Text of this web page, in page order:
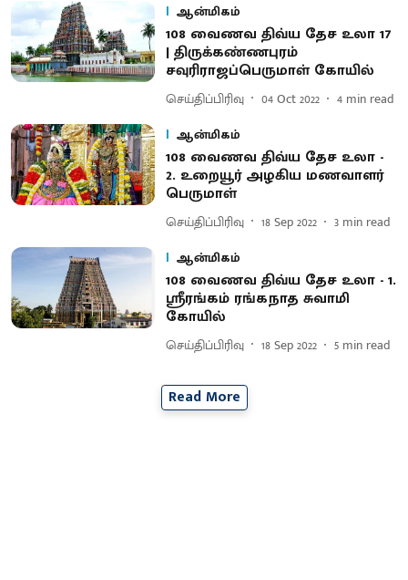
ஆன்மிகம்
108 வைணவ திவ்ய தேச உலா 17
| திருக்கண்ணபுரம்
சவுரிராஜப்பெருமாள் கோயில்
செய்திப்பிரிவு 04 Oct 2022 4 min read
ஆன்மிகம்
108 வைணவ திவ்ய தேச உலா -
2. உறையூர் அழகிய மணவாளர்
பெருமாள்
செய்திப்பிரிவு 18 Sep 2022 3 min read
ஆன்மிகம்
108 வைணவ திவ்ய தேச உலா - 1.
ஸ்ரீரங்கம் ரங்கநாத சுவாமி
கோயில்
செய்திப்பிரிவு 18 Sep 2022 5 min read
Read More